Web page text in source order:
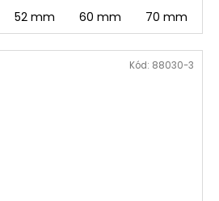
52 mm 60 mm 70 mm
Kód: 88030-3